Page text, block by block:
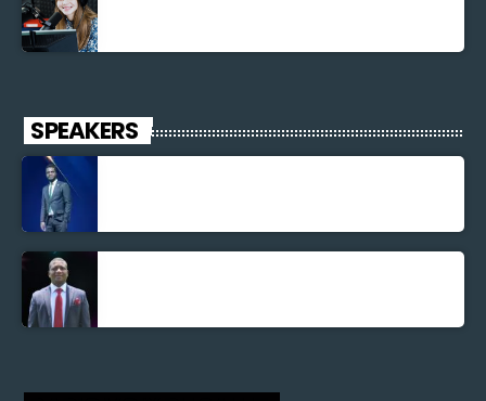
SPEAKERS